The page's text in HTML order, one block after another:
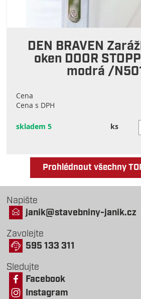
DEN BRAVEN
oken DOOR
modrá /
Cena
Cena s DPH
skladem 5 ks
Prohlédnout všechny
Napište
janik@stavebniny-janik.cz
Zavolejte
595 133 311
Sledujte
Facebook
Instagram